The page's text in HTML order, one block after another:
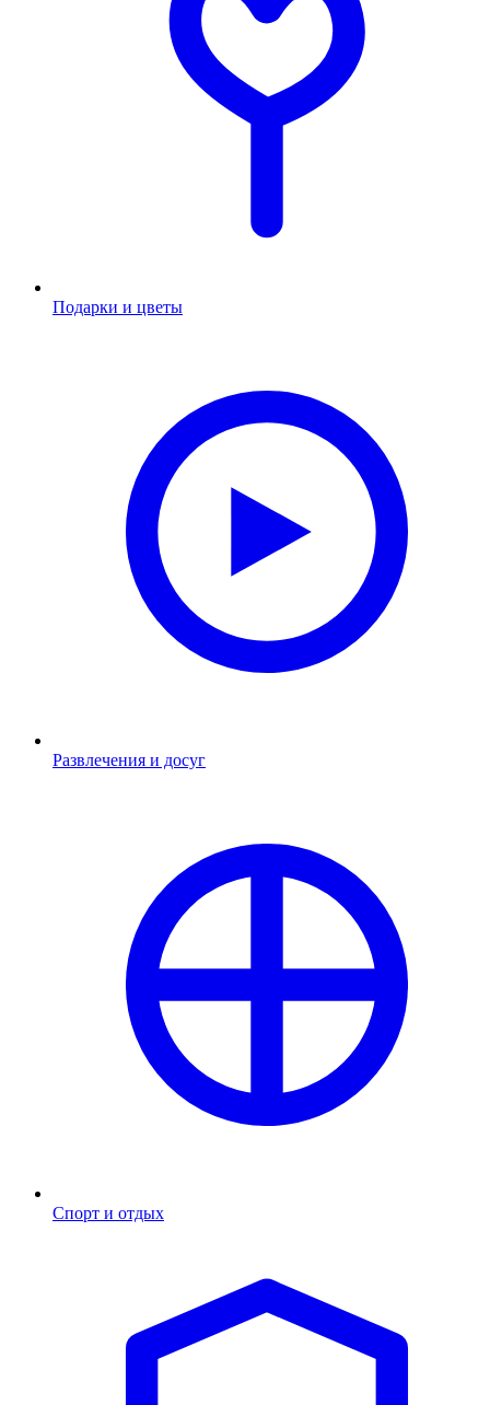
Подарки и цветы
Развлечения и досуг
Спорт и отдых